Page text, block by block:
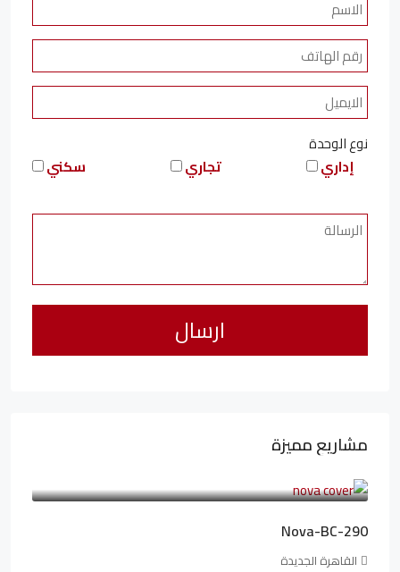
نوع الوحدة
سكني
تجاري إداري
مشاريع مميزة
6,323,076LE
Nova-BC-290
القاهرة الجديدة